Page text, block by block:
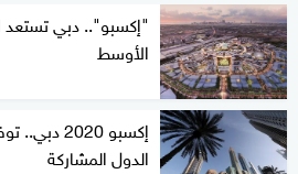
"إكسبو".. دبي
الأوسط
إكسبو 2020
الدول المشاركة